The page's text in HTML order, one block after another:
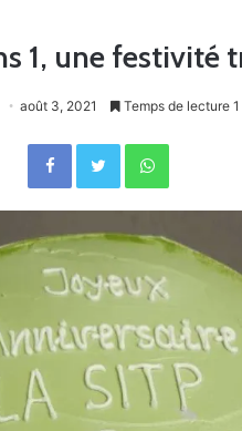
1, une festivité
août 3, 2021 Temps de lecture
FacebookTwitterWhatsApp